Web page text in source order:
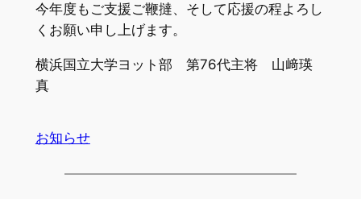
今年度もご支援ご鞭撻、そして応援の程よろし
くお願い申し上げます。
横浜国立大学ヨット部 第76代主将 山﨑瑛
真
お知らせ